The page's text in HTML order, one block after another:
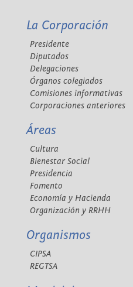
La Corporación
Presidente
Diputados
Delegaciones
Órganos colegiados
Comisiones informativas
Corporaciones anteriores
Áreas
Cultura
Bienestar Social
Presidencia
Fomento
Economía y Hacienda
Organización y RRHH
Organismos
CIPSA
REGTSA